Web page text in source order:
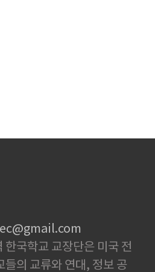
국학교 교장단은 미국 전
들의 교류와 연대, 정보 공